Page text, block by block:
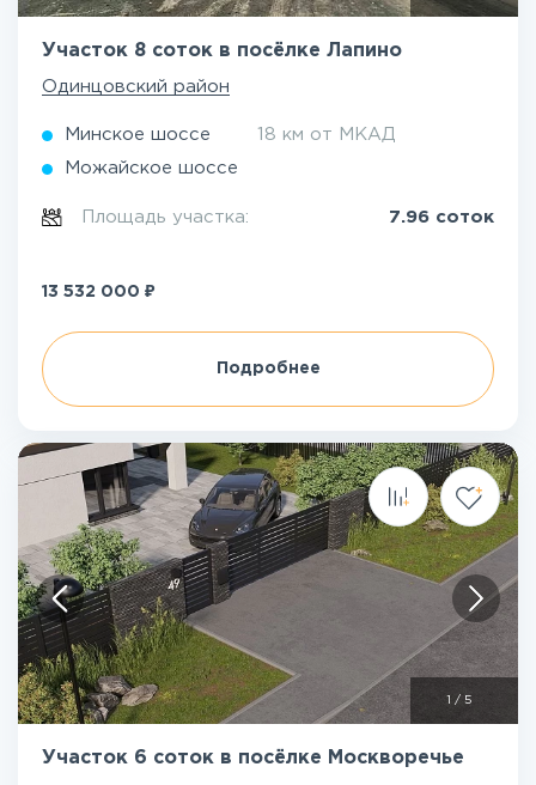
Участок 8 соток в посёлке Лапино
Одинцовский район
Минское шоссе 18 км от МКАД
Можайское шоссе
Площадь участка: 7.96 соток
13 532 000 ₽
Подробнее
/ 5
Участок 6 соток в посёлке Москворечье